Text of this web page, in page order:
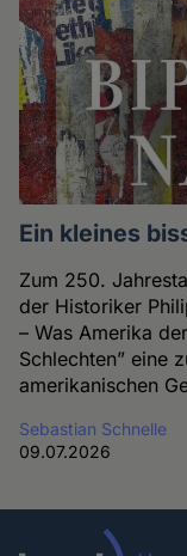
Ein kleines
Zum 250.
der Historiker
– Was Amerika
Schlechten” eine
amerikanischen
Sebastian Schnelle
09.07.2026